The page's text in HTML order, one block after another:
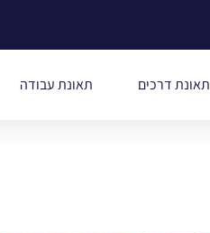
תאונת דרכים תאונת עבודה